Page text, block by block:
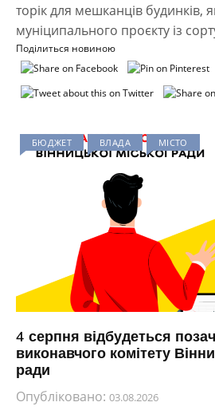
торік для мешканців будинків,
муніципального проєкту із
Поділиться новиною
БЮДЖЕТ ВЛАДА МІСТО
4 серпня відбудеться
виконавчого комітету
ради
Опубліковано: 03.08.2026